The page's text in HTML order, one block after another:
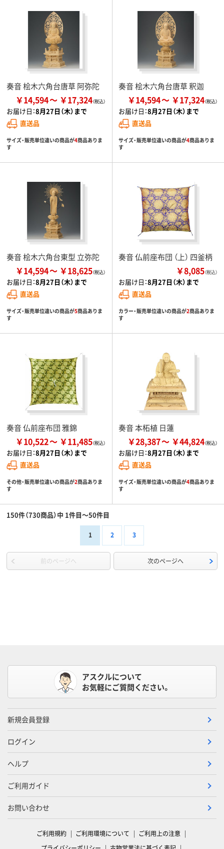
奏音 桧木六角台唐草 阿弥陀
￥14,594 ￥17,324
お届け日：8月27日（木）まで
直送品
サイズ・販売単位違いの商品が4商品ありま
す
奏音 桧木六角台唐草 釈迦
￥14,594 ￥17,324
お届け日：8月27日（木）まで
直送品
サイズ・販売単位違いの商品が4商品ありま
す
奏音 桧木六角台東型 立弥陀
￥14,594 ￥18,625
お届け日：8月27日（木）まで
直送品
サイズ・販売単位違いの商品が5商品ありま
す
奏音 仏前座布団 （上） 四釜柄
￥8,085（税込）
お届け日：8月27日（木）まで
直送品
カラー・販売単位違いの商品が2商品ありま
す
奏音 仏前座布団 雅錦
￥10,522 ￥11,485
お届け日：8月27日（木）まで
直送品
その他・販売単位違いの商品が2商品ありま
す
奏音 本柘植 日蓮
￥28,387 ￥44,824
お届け日：8月27日（木）まで
直送品
サイズ・販売単位違いの商品が4商品ありま
す
150件（730商品）中 1件目～50件目
1 2 3
前のページへ 次のページへ
アスクルについて
お気軽にご質問ください。
新規会員登録
ログイン
ヘルプ
ご利用ガイド
お問い合わせ
ご利用規約 ご利用環境について
ご利用上の注意